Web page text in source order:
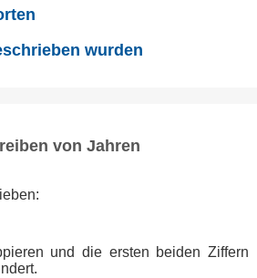
wurden
von Jahren
und die ersten beiden Ziffern